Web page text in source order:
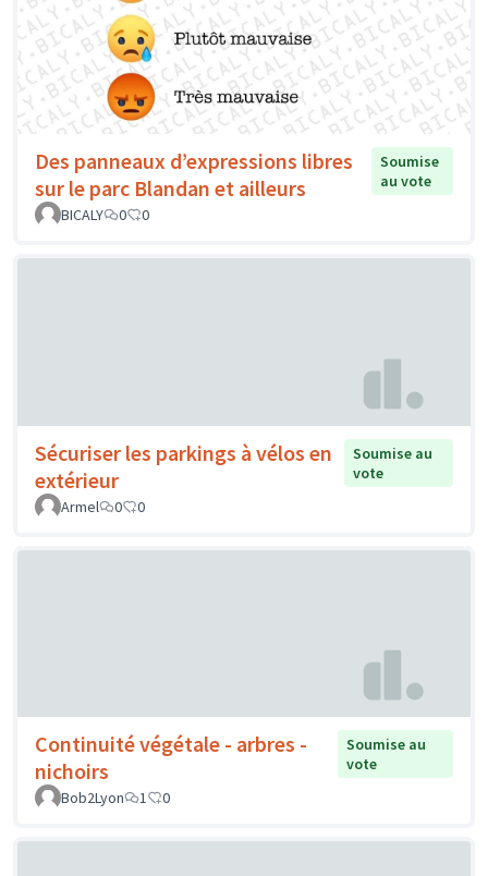
Des panneaux d’expressions libres
sur le parc Blandan et ailleurs
Soumise
au vote
BICALY
0 0
Sécuriser les parkings à vélos en
extérieur
Soumise au
vote
Armel
0 0
Continuité végétale - arbres -
nichoirs
Soumise au
vote
Bob2Lyon
1 0